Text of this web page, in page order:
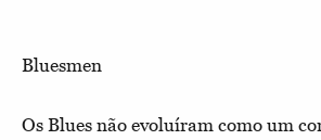
Bluesmen
Os Blues não evoluíram como um